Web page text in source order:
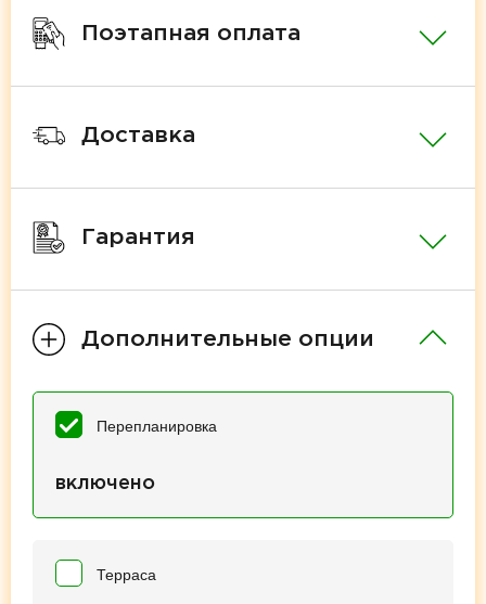
Поэтапная оплата
Доставка
Гарантия
Дополнительные опции
Перепланировка
включено
Терраса